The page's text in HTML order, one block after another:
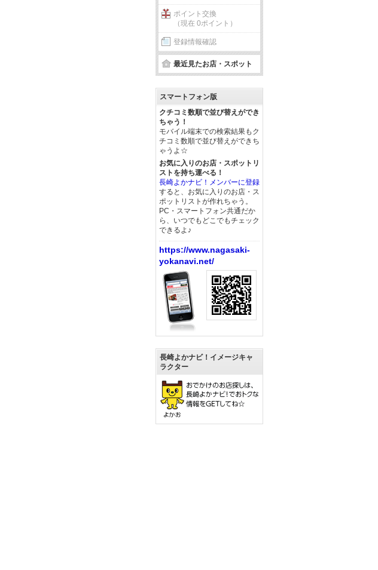
ポイント交換
（現在 0ポイント）
登録情報確認
最近見たお店・スポット
スマートフォン版
クチコミ数順で並び替えができ
ちゃう！
モバイル端末での検索結果もク
チコミ数順で並び替えができち
ゃうよ☆
お気に入りのお店・スポットリ
ストを持ち運べる！
長崎よかナビ！メンバーに登録
すると、お気に入りのお店・ス
ポットリストが作れちゃう。
PC・スマートフォン共通だか
ら、いつでもどこでもチェック
できるよ♪
https://www.nagasaki-
yokanavi.net/
長崎よかナビ！イメージキャ
ラクター